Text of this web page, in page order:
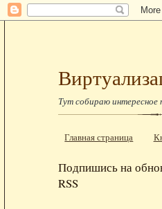
Тут собираю
Главная страница
Подпишись на
RSS